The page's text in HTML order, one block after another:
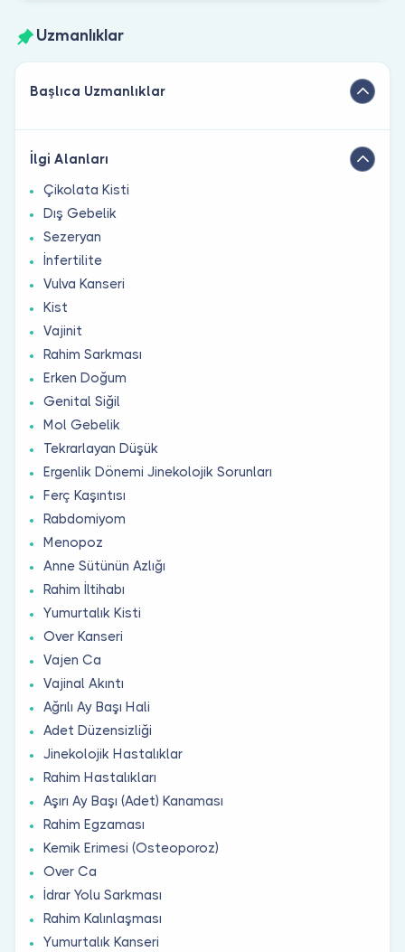
Uzmanlıklar
Başlıca Uzmanlıklar
İlgi Alanları
Çikolata Kisti
Dış Gebelik
Sezeryan
İnfertilite
Vulva Kanseri
Kist
Vajinit
Rahim Sarkması
Erken Doğum
Genital Siğil
Mol Gebelik
Tekrarlayan Düşük
Ergenlik Dönemi Jinekolojik Sorunları
Ferç Kaşıntısı
Rabdomiyom
Menopoz
Anne Sütünün Azlığı
Rahim İltihabı
Yumurtalık Kisti
Over Kanseri
Vajen Ca
Vajinal Akıntı
Ağrılı Ay Başı Hali
Adet Düzensizliği
Jinekolojik Hastalıklar
Rahim Hastalıkları
Aşırı Ay Başı (Adet) Kanaması
Rahim Egzaması
Kemik Erimesi (Osteoporoz)
Over Ca
İdrar Yolu Sarkması
Rahim Kalınlaşması
Yumurtalık Kanseri